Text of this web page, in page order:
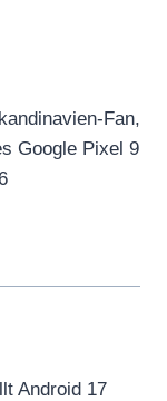
Fan,
Google Pixel 9
Android 17